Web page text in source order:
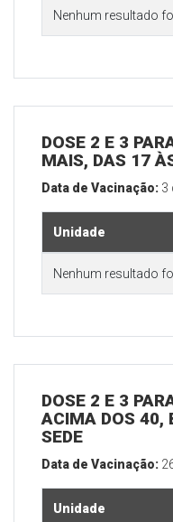
Nenhum resultado
DOSE 2 E 3
MAIS, DAS 17
Data de Vacinação: 3
Unidade
Nenhum resultado
DOSE 2 E 3
ACIMA DOS 40,
SEDE
Data de Vacinação:
Unidade